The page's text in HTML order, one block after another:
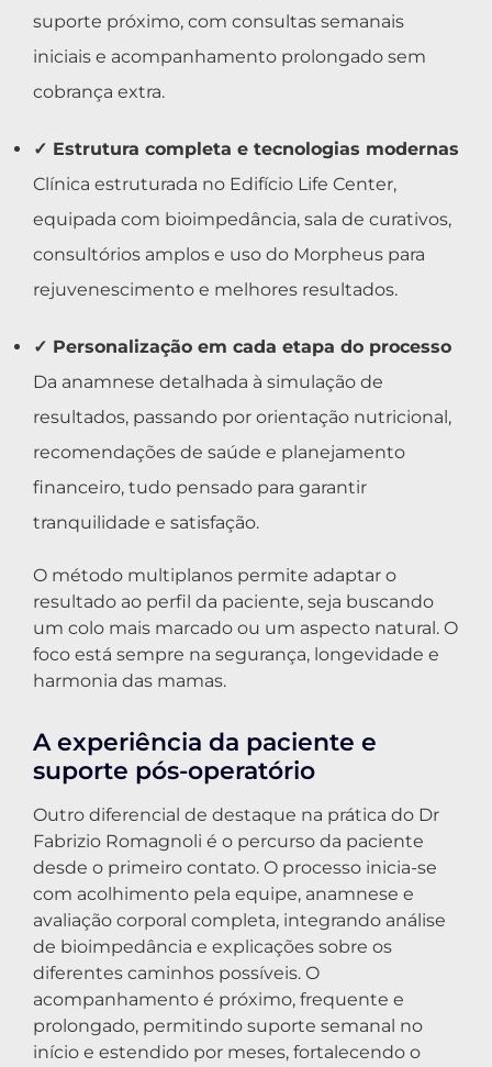
suporte próximo, com consultas semanais
iniciais e acompanhamento prolongado sem
cobrança extra.
✓ Estrutura completa e tecnologias modernas
Clínica estruturada no Edifício Life Center,
equipada com bioimpedância, sala de curativos,
consultórios amplos e uso do Morpheus para
rejuvenescimento e melhores resultados.
✓ Personalização em cada etapa do processo
Da anamnese detalhada à simulação de
resultados, passando por orientação nutricional,
recomendações de saúde e planejamento
financeiro, tudo pensado para garantir
tranquilidade e satisfação.
O método multiplanos permite adaptar o
resultado ao perfil da paciente, seja buscando
um colo mais marcado ou um aspecto natural. O
foco está sempre na segurança, longevidade e
harmonia das mamas.
A experiência da paciente e
suporte pós-operatório
Outro diferencial de destaque na prática do Dr
Fabrizio Romagnoli é o percurso da paciente
desde o primeiro contato. O processo inicia-se
com acolhimento pela equipe, anamnese e
avaliação corporal completa, integrando análise
de bioimpedância e explicações sobre os
diferentes caminhos possíveis. O
acompanhamento é próximo, frequente e
prolongado, permitindo suporte semanal no
início e estendido por meses, fortalecendo o